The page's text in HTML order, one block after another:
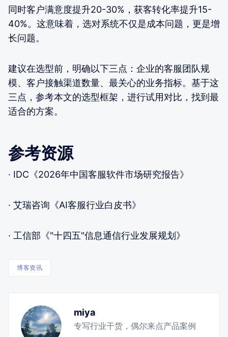
同时客户满意度提升20-30%，获客转化率提升15-
40%。这意味着，选对系统不仅是成本问题，更是增
长问题。
建议在选型前，明确以下三点：企业的客服团队规
模、客户接触渠道数量、最关心的业务指标。基于这
三点，参考本文的选型框架，进行试用对比，找到最
适合的方案。
参考资源
· IDC《2026年中国客服软件市场研究报告》
· 艾瑞咨询《AI客服行业白皮书》
· 工信部《"十四五"信息通信行业发展规划》
博客资讯
miya
专写行业干货，偶尔来点产品案例